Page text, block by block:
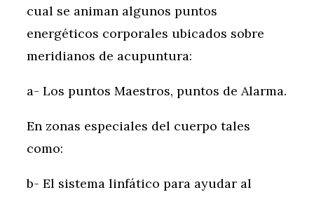
cual se animan algunos puntos
energéticos corporales ubicados sobre
meridianos de acupuntura:
a- Los puntos Maestros, puntos de Alarma.
En zonas especiales del cuerpo tales
como:
b- El sistema linfático para ayudar al